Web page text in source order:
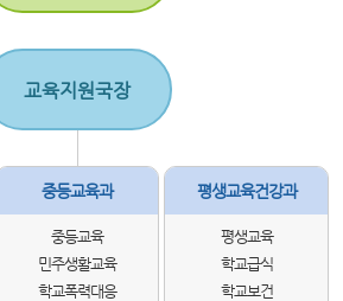
교육지원국장
중등교육과
중등교육
민주생활교육
학교폭력대응
평생교육건강과
평생교육
학교급식
학교보건